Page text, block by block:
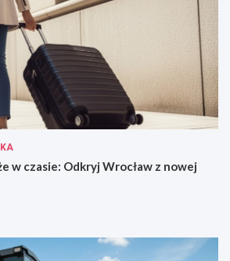
w czasie: Odkryj Wrocław z nowej